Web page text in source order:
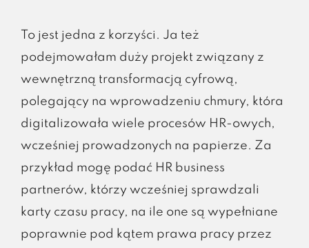
To jest jedna z korzyści. Ja też
podejmowałam duży projekt związany z
wewnętrzną transformacją cyfrową,
polegający na wprowadzeniu chmury, która
digitalizowała wiele procesów HR-owych,
wcześniej prowadzonych na papierze. Za
przykład mogę podać HR business
partnerów, którzy wcześniej sprawdzali
karty czasu pracy, na ile one są wypełniane
poprawnie pod kątem prawa pracy przez